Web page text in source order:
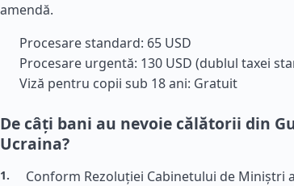
amendă.
Procesare standard: 65 USD
Procesare urgentă: 130 USD (dublul taxei
Viză pentru copii sub 18 ani: Gratuit
De câți bani au nevoie călătorii din
Ucraina?
Conform Rezoluției Cabinetului de Miniștri